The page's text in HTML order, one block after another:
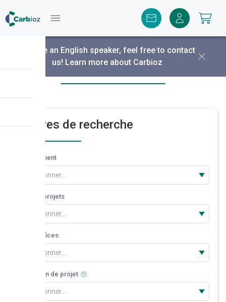
You are an English speaker, feel free to contact
us! Learn more about Carbioz
Découvrir nos projets
Critères de recherche
Département
Sélectionner...
Type de projets
Sélectionner...
Co-bénéfices
Sélectionner...
Date de fin de projet
Sélectionner...